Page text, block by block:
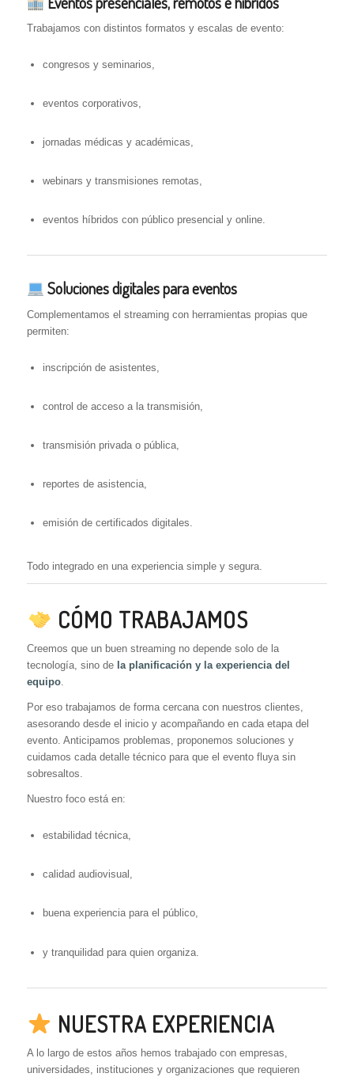
Trabajamos con distintos formatos y escalas de evento:
congresos y seminarios,
eventos corporativos,
jornadas médicas y académicas,
webinars y transmisiones remotas,
eventos híbridos con público presencial y online.
Soluciones digitales para eventos
Complementamos el streaming con herramientas propias que
permiten:
inscripción de asistentes,
control de acceso a la transmisión,
transmisión privada o pública,
reportes de asistencia,
emisión de certificados digitales.
Todo integrado en una experiencia simple y segura.
CÓMO TRABAJAMOS
Creemos que un buen streaming no depende solo de la
tecnología, sino de la planificación y la experiencia del
equipo.
Por eso trabajamos de forma cercana con nuestros clientes,
asesorando desde el inicio y acompañando en cada etapa del
evento. Anticipamos problemas, proponemos soluciones y
cuidamos cada detalle técnico para que el evento fluya sin
sobresaltos.
Nuestro foco está en:
estabilidad técnica,
calidad audiovisual,
buena experiencia para el público,
y tranquilidad para quien organiza.
NUESTRA EXPERIENCIA
A lo largo de estos años hemos trabajado con empresas,
universidades, instituciones y organizaciones que requieren